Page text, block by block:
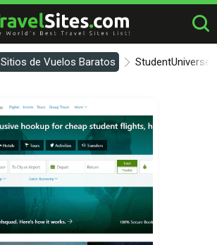
Sitios de Vuelos Baratos StudentUniverse